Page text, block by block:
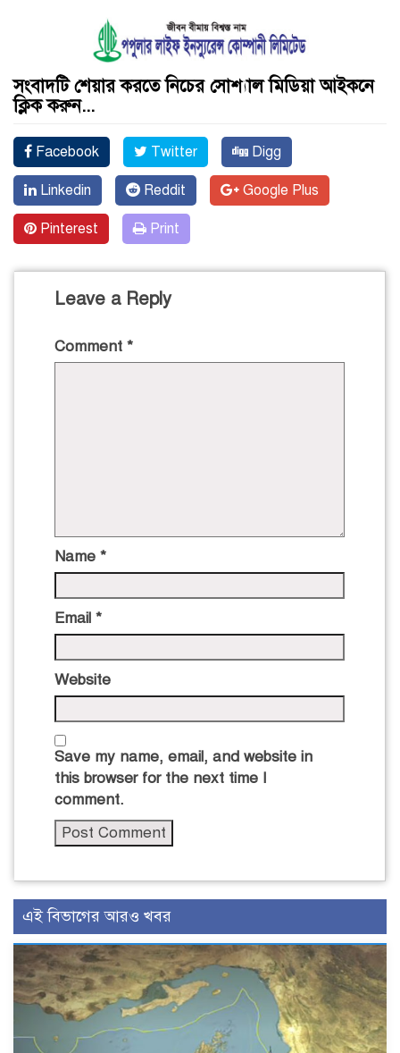
সংবাদটি শেয়ার করতে নিচের সোশ্যাল মিডিয়া আইকনে
ক্লিক করুন...
Facebook Twitter Digg
Linkedin Reddit Google Plus
Pinterest Print
Leave a Reply
Comment *
Name *
Email *
Website
Save my name, email, and website in
this browser for the next time I
comment.
এই বিভাগের আরও খবর